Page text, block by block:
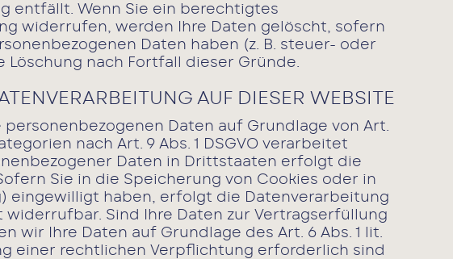
entfällt. Wenn Sie ein berechtigtes
widerrufen, werden Ihre Daten gelöscht, sofern
Daten haben (z. B. steuer- oder
nach Fortfall dieser Gründe.
AUF DIESER WEBSITE
Daten auf Grundlage von Art.
nach Art. 9 Abs. 1 DSGVO verarbeitet
Daten in Drittstaaten erfolgt die
Sie in die Speicherung von Cookies oder in
eingewilligt haben, erfolgt die Datenverarbeitung
widerrufbar. Sind Ihre Daten zur Vertragserfüllung
wir Ihre Daten auf Grundlage des Art. 6 Abs. 1 lit.
einer rechtlichen Verpflichtung erforderlich sind